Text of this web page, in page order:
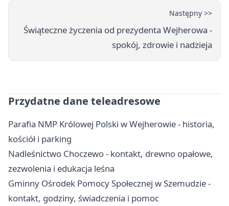
Następny >>
Świąteczne życzenia od prezydenta Wejherowa -
spokój, zdrowie i nadzieja
Przydatne dane teleadresowe
Parafia NMP Królowej Polski w Wejherowie - historia,
kościół i parking
Nadleśnictwo Choczewo - kontakt, drewno opałowe,
zezwolenia i edukacja leśna
Gminny Ośrodek Pomocy Społecznej w Szemudzie -
kontakt, godziny, świadczenia i pomoc